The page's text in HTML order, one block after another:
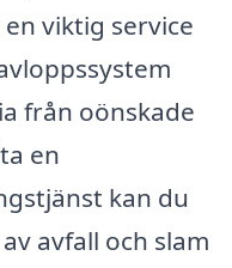
viktig service
från oönskade
en
kan du
avfall och slam